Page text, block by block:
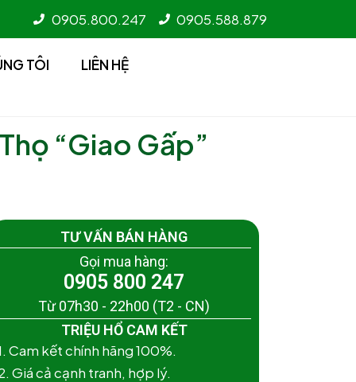
0905.800.247 0905.588.879
TÔI LIÊN HỆ
“Giao Gấp”
TƯ VẤN BÁN HÀNG
Gọi mua hàng:
0905 800 247
Từ 07h30 - 22h00 (T2 - CN)
TRIỆU HỔ CAM KẾT
Cam kết chính hãng 100%.
Giá cả cạnh tranh, hợp lý.